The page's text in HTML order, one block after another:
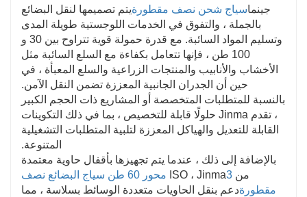
جينماسياج شحن نصف مقطورةيتم تصميمها لنقل البضائع
بالجملة ، والتفوق في الخدمات اللوجستية طويلة المدى
وتسليم المواد السائبة. مع قدرة حمولة قوية تتراوح بين 30 و
100 طن ، فإنها تتعامل بكفاءة مع السلع السائبة مثل
الأخشاب والأنابيب والمنتجات الزراعية والسلع المعبأة ، في
حين أن الجدران الجانبية المعززة تضمن النقل الآمن.
بالنسبة للمتطلبات المتخصصة أو المشاريع ذات الحجم الكبير
، تقدم Jinma حلولًا قابلة للتخصيص ، بما في ذلك التكوينات
القابلة للتعديل والهياكل المعززة لتلبية المتطلبات التشغيلية
المتنوعة.
بالإضافة إلى ذلك ، عندما يتم تجهيزها بأقفال حاوية معتمدة
من ISO ، Jinma
3 محور 60 طن سياج البضائع نصف
مقطورةدعم بنقل الحاويات متعددة الوسائط بسلاسة ، مما